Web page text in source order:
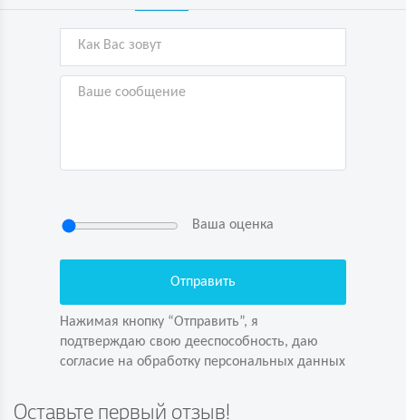
Ваша оценка
Нажимая кнопку “Отправить”, я
подтверждаю свою дееспособность, даю
согласие на обработку персональных данных
Оставьте первый отзыв!
Нажимая кнопку “Отправить”, я
согласие на обработку персональных данных
Задайте вопрос первым!